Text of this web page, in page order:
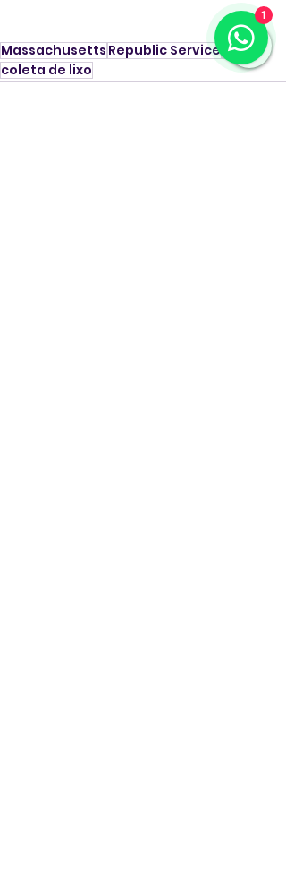
Massachusetts Republic Service lixo
coleta de lixo
1